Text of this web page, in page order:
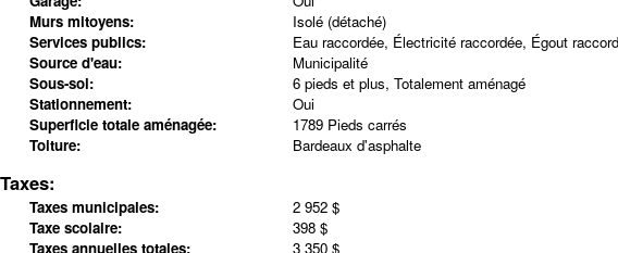
Murs mitoyens:
Isolé (détaché)
Services publics:
Eau raccordée, Électricité raccordée, Égout
Source d'eau:
Municipalité
Sous-sol:
6 pieds et plus, Totalement aménagé
Stationnement:
Oui
Superficie totale aménagée:
1789 Pieds carrés
Toiture:
Bardeaux d'asphalte
Taxes:
Taxes municipales:
2 952 $
Taxe scolaire:
398 $
Taxes annuelles totales:
3 350 $